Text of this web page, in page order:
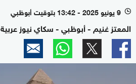
l 9 يونيو 2025 - 13:42 بتوقيت أبوظبي
المعتز غنيم - أبوظبي - سكاي نيوز عربية